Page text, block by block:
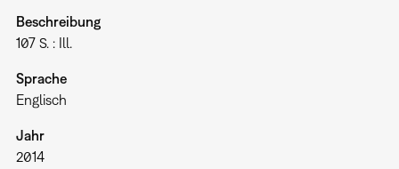
Beschreibung
107 S. : Ill.
Sprache
Englisch
Jahr
2014